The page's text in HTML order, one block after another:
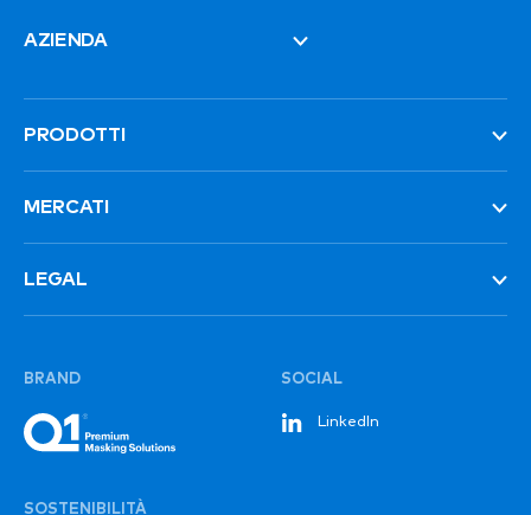
AZIENDA
PRODOTTI
MERCATI
LEGAL
BRAND
SOSTENIBILITÀ
SOCIAL
LinkedIn